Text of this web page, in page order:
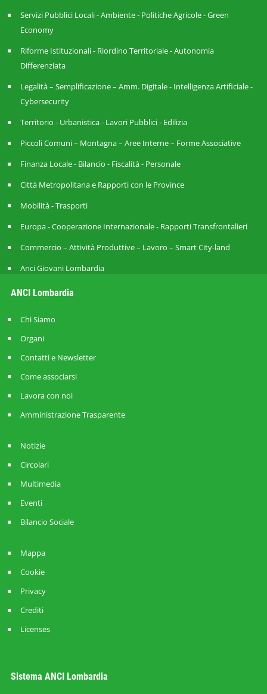
Servizi Pubblici Locali - Ambiente - Politiche Agricole - Green
Economy
Riforme Istituzionali - Riordino Territoriale - Autonomia
Differenziata
Legalità – Semplificazione – Amm. Digitale - Intelligenza Artificiale -
Cybersecurity
Territorio - Urbanistica - Lavori Pubblici - Edilizia
Piccoli Comuni – Montagna – Aree Interne – Forme Associative
Finanza Locale - Bilancio - Fiscalità - Personale
Città Metropolitana e Rapporti con le Province
Mobilità - Trasporti
Europa - Cooperazione Internazionale - Rapporti Transfrontalieri
Commercio – Attività Produttive – Lavoro – Smart City-land
Anci Giovani Lombardia
ANCI Lombardia
Chi Siamo
Organi
Contatti e Newsletter
Come associarsi
Lavora con noi
Amministrazione Trasparente
Notizie
Circolari
Multimedia
Eventi
Bilancio Sociale
Mappa
Cookie
Privacy
Crediti
Licenses
Sistema ANCI Lombardia